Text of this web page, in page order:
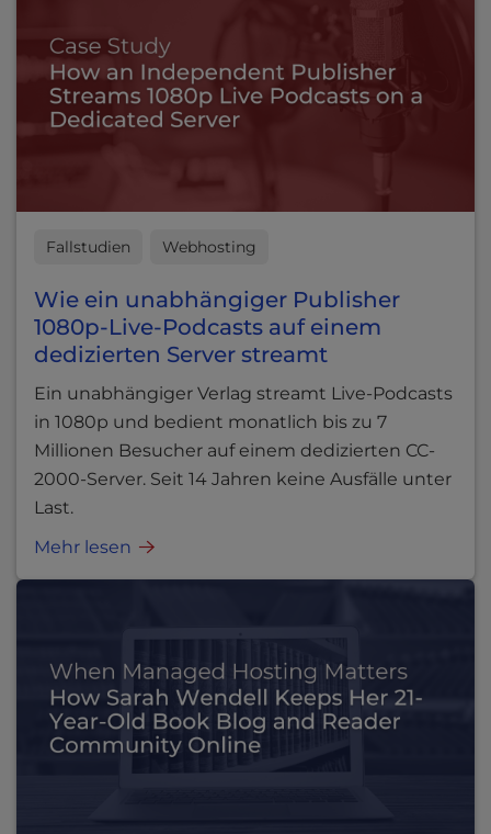
Fallstudien Webhosting
Wie ein unabhängiger Publisher
1080p-Live-Podcasts auf einem
dedizierten Server streamt
Ein unabhängiger Verlag streamt Live-Podcasts
in 1080p und bedient monatlich bis zu 7
Millionen Besucher auf einem dedizierten CC-
2000-Server. Seit 14 Jahren keine Ausfälle unter
Last.
Mehr lesen